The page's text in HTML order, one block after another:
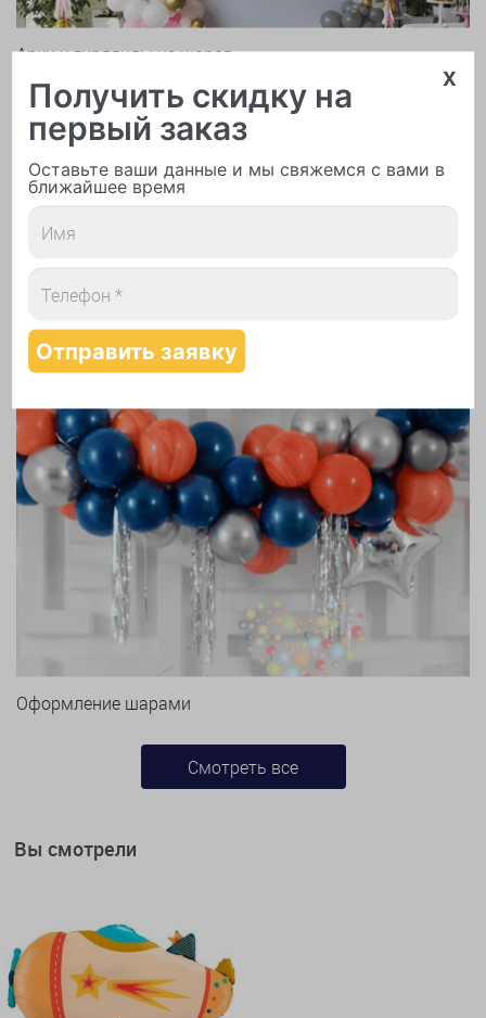
Арки и гирлянды из шаров
Надутие шаров гелием
Оформление шарами
Смотреть все
Вы смотрели
x
Получить скидку на
первый заказ
Оставьте ваши данные и мы свяжемся с вами в
ближайшее время